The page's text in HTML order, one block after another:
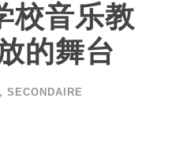
校音乐教
的舞台
, SECONDAIRE